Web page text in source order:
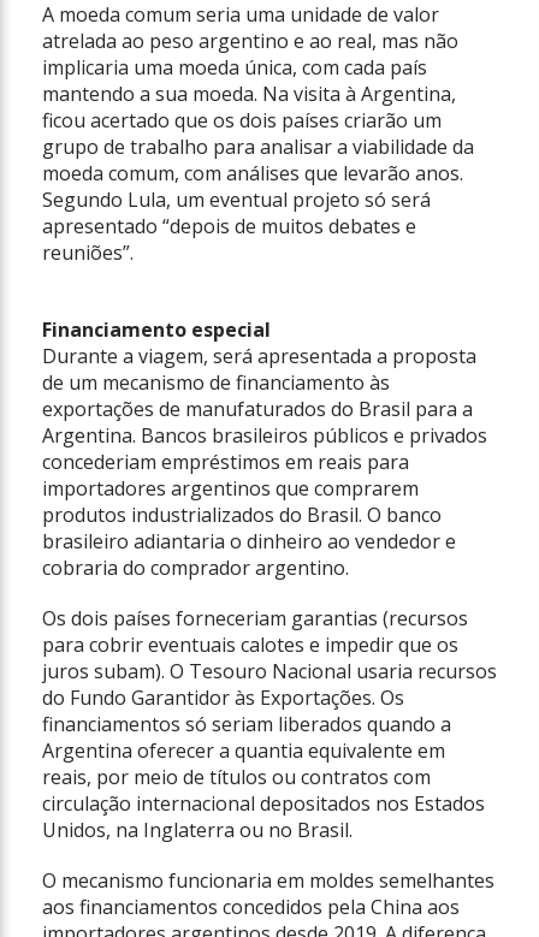
A moeda comum seria uma unidade de valor
atrelada ao peso argentino e ao real, mas não
implicaria uma moeda única, com cada país
mantendo a sua moeda. Na visita à Argentina,
ficou acertado que os dois países criarão um
grupo de trabalho para analisar a viabilidade da
moeda comum, com análises que levarão anos.
Segundo Lula, um eventual projeto só será
apresentado “depois de muitos debates e
reuniões”.
Financiamento especial
Durante a viagem, será apresentada a proposta
de um mecanismo de financiamento às
exportações de manufaturados do Brasil para a
Argentina. Bancos brasileiros públicos e privados
concederiam empréstimos em reais para
importadores argentinos que comprarem
produtos industrializados do Brasil. O banco
brasileiro adiantaria o dinheiro ao vendedor e
cobraria do comprador argentino.
Os dois países forneceriam garantias (recursos
para cobrir eventuais calotes e impedir que os
juros subam). O Tesouro Nacional usaria recursos
do Fundo Garantidor às Exportações. Os
financiamentos só seriam liberados quando a
Argentina oferecer a quantia equivalente em
reais, por meio de títulos ou contratos com
circulação internacional depositados nos Estados
Unidos, na Inglaterra ou no Brasil.
O mecanismo funcionaria em moldes semelhantes
aos financiamentos concedidos pela China aos